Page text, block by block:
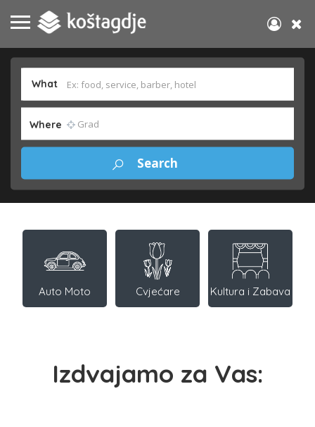
What
Where
Auto Moto Cvjećare Kultura i Zabava
Izdvajamo za Vas: